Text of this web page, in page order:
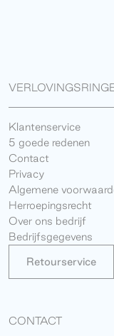
Klantenservice
5 goede redenen
Contact
Privacy
Algemene
Herroepingsrecht
Over ons bedrijf
Bedrijfsgegevens
Retourservice
CONTACT